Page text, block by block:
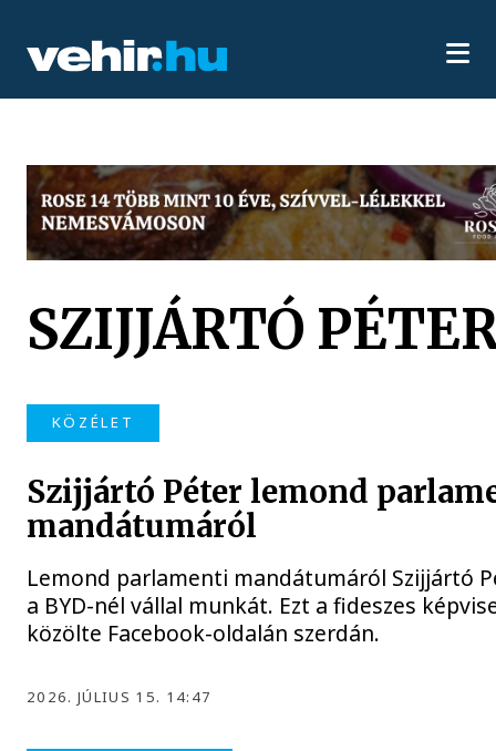
SZIJJÁRTÓ
KÖZÉLET
Szijjártó Péter lemond
mandátumáról
Lemond parlamenti mandátumáról Szijjártó
a BYD-nél vállal munkát. Ezt a fideszes
közölte Facebook-oldalán szerdán.
2026. JÚLIUS 15. 14:47